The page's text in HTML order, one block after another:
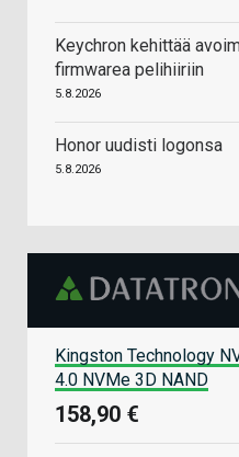
Keychron kehittää
firmwarea pelihiiriin
5.8.2026
Honor uudisti logonsa
5.8.2026
Kingston Technology
4.0 NVMe 3D NAND
158,90 €